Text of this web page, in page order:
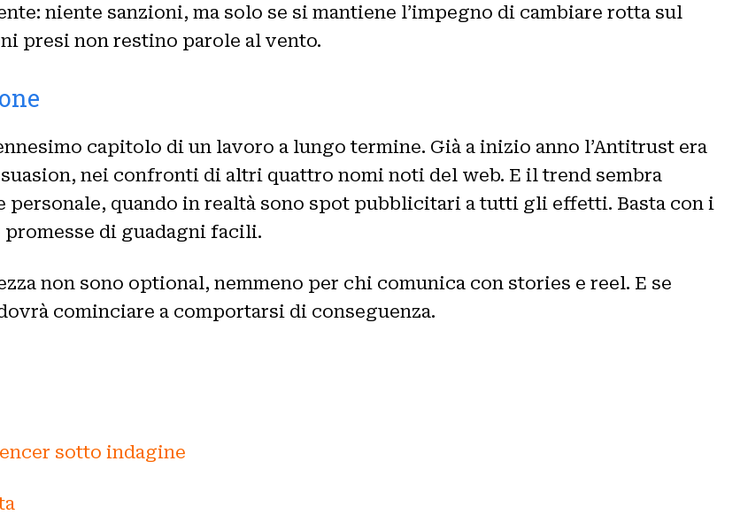
niente sanzioni, ma solo se si mantiene l’impegno di cambiare rotta sul
presi non restino parole al vento.
capitolo di un lavoro a lungo termine. Già a inizio anno l’Antitrust era
nei confronti di altri quattro nomi noti del web. E il trend sembra
quando in realtà sono spot pubblicitari a tutti gli effetti. Basta con i
di guadagni facili.
non sono optional, nemmeno per chi comunica con stories e reel. E se
cominciare a comportarsi di conseguenza.
sotto indagine